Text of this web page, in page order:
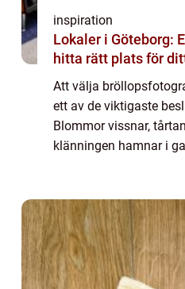
inspiration
Lokaler i Göteborg:
hitta rätt plats för
Att välja
ett av de viktigaste
Blommor vissnar,
klänningen hamnar i